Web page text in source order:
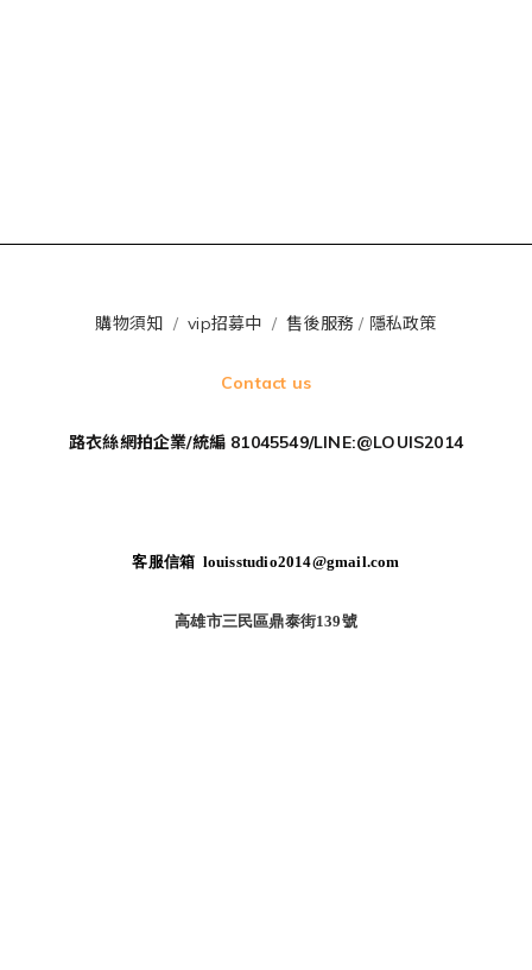
購物須知 /vip招募中 /售後服務 / 隱私政策
Contact us
路衣絲網拍企業/統編 81045549/LINE:@LOUIS2014
客服信箱 louisstudio2014@gmail.com
高雄市三民區鼎泰街139號